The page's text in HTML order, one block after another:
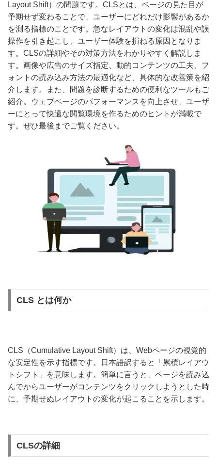
Layout Shift）の問題です。CLSとは、ページの見た目が
予期せず変わることで、ユーザーにどれだけ影響があるか
を測る指標のことです。急なレイアウトの変化は混乱や誤
操作を引き起こし、ユーザー体験を損ねる原因となりま
す。CLSの詳細やその対策方法をわかりやすく解説しま
す。画像や広告のサイズ指定、動的コンテンツの工夫、フ
ォントの読み込み方法の最適化など、具体的な改善策を紹
介します。また、問題を診断するための便利なツールもご
紹介。ウェブページのパフォーマンスを向上させ、ユーザ
ーにとって快適な閲覧環境を作るためのヒントが満載で
す。ぜひ最後までご覧ください。
CLS とは何か
CLS（Cumulative Layout Shift）は、Webページの視覚的
な安定性を示す指標です。日本語訳すると「累積レイアウ
トシフト」を意味します。簡単に言うと、ページを読み込
んでからユーザーがコンテンツをクリックしようとした時
に、予期せぬレイアウトの変化が起こることを示します。
CLSの詳細